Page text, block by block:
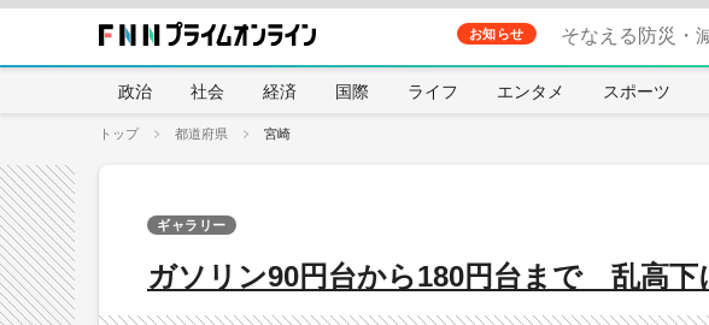
お知らせ そなえる防災・
政治 社会 経済 国際 ライフ エンタメ スポーツ
トップ 都道府県 宮崎
ガソリン90円台から180円台まで 乱高
ギャラリー